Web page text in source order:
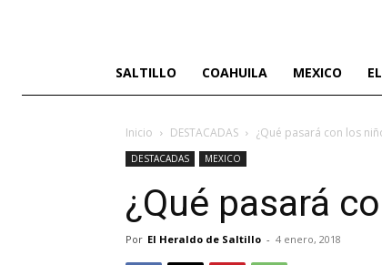
SALTILLO COAHUILA MEXICO
Inicio DESTACADAS ¿Qué pasará con los
DESTACADAS MEXICO
¿Qué pasará
Por El Heraldo de Saltillo - 4 enero, 2018